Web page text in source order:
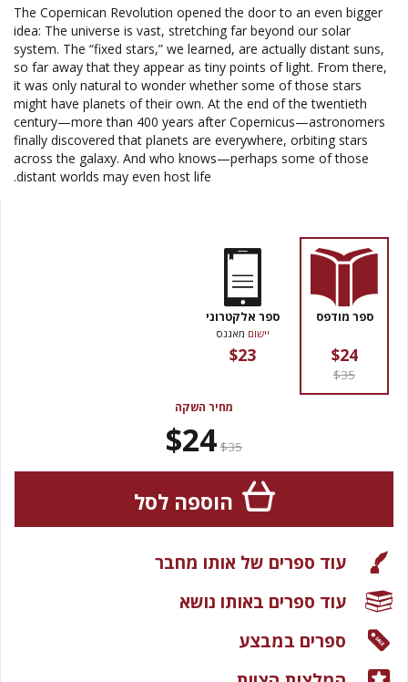
The Copernican Revolution opened the door to an even bigger
idea: The universe is vast, stretching far beyond our solar
system. The “fixed stars,” we learned, are actually distant suns,
so far away that they appear as tiny points of light. From there,
it was only natural to wonder whether some of those stars
might have planets of their own. At the end of the twentieth
century—more than 400 years after Copernicus—astronomers
finally discovered that planets are everywhere, orbiting stars
across the galaxy. And who knows—perhaps some of those
distant worlds may even host life.
ספר מודפס
$24
$35
ספר אלקטרוני
יישום מאגנס
$23
מחיר השקה
$35
$24
הוספה לסל
עוד ספרים של אותו מחבר
עוד ספרים באותו נושא
ספרים במבצע